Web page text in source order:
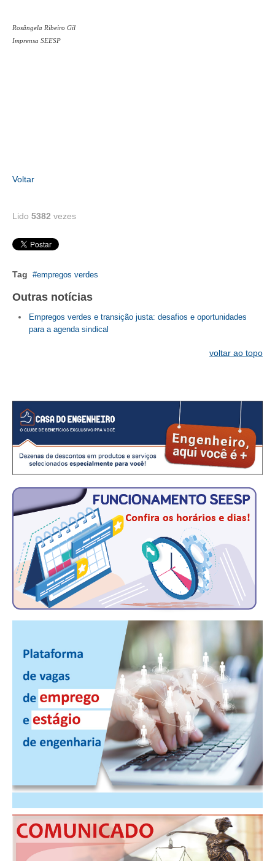
APRESENTAÇÃO
CONTATO
SEESP EDUCAÇÃO
BENEFÍCIOS
APOSENTADORIA
CONVÊNIOS
PLANO DE SAÚDE
SEESPPREV
CONSÓRCIOS
CAMPANHAS SALARIAIS
PALAVRA DO MURILO
CONTEÚDO ESPECIAL
JORNAL DO ENGENHEIRO
SEESP NOTÍCIAS
FOTOS
Rosângela Ribeiro Gil
Imprensa SEESP
Voltar
Lido 5382 vezes
Tag empregos verdes
Outras notícias
Empregos verdes e transição justa: desafios e oportunidades
para a agenda sindical
voltar ao topo